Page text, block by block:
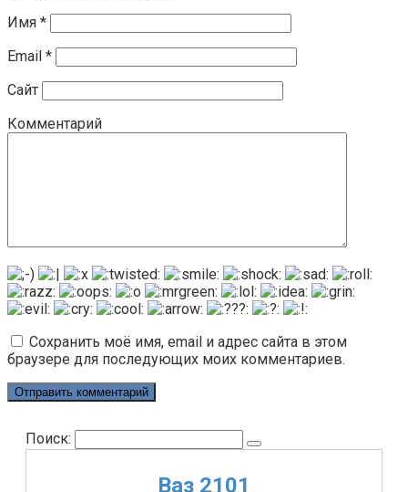
Имя *
Email *
Сайт
Комментарий
Сохранить моё имя, email и адрес сайта в этом
браузере для последующих моих комментариев.
Поиск:
Ваз 2101